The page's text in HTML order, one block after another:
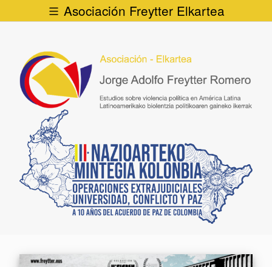
Asociación Freytter Elkartea